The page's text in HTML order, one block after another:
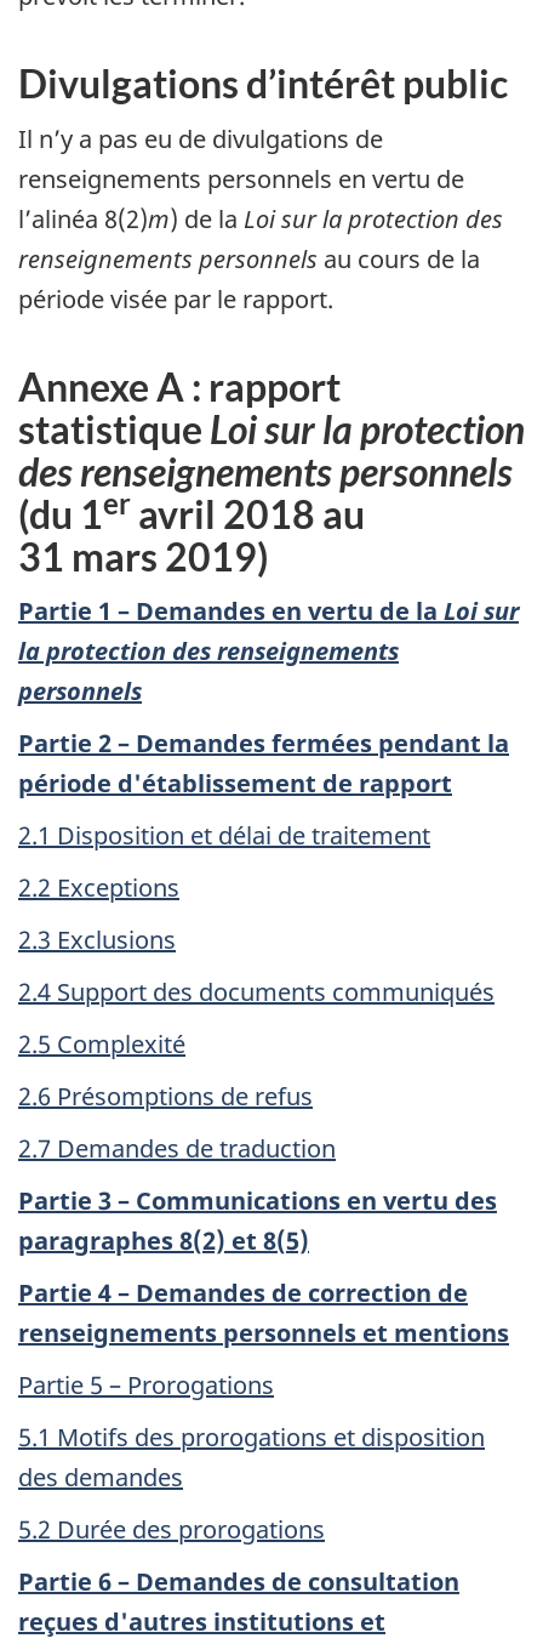
Divulgations d’intérêt public
Il n’y a pas eu de divulgations de
renseignements personnels en vertu de
l’alinéa 8(2)m) de la Loi sur la protection des
renseignements personnels au cours de la
période visée par le rapport.
Annexe A : rapport
statistique Loi sur la protection
des renseignements personnels
(du 1er avril 2018 au
31 mars 2019)
Partie 1 – Demandes en vertu de la Loi sur
la protection des renseignements
personnels
Partie 2 – Demandes fermées pendant la
période d'établissement de rapport
2.1 Disposition et délai de traitement
2.2 Exceptions
2.3 Exclusions
2.4 Support des documents communiqués
2.5 Complexité
2.6 Présomptions de refus
2.7 Demandes de traduction
Partie 3 – Communications en vertu des
paragraphes 8(2) et 8(5)
Partie 4 – Demandes de correction de
renseignements personnels et mentions
Partie 5 – Prorogations
5.1 Motifs des prorogations et disposition
des demandes
5.2 Durée des prorogations
Partie 6 – Demandes de consultation
reçues d'autres institutions et